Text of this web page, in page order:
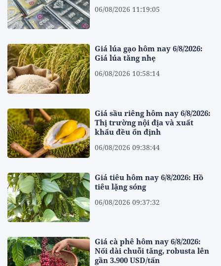
06/08/2026 11:19:05
Giá lúa gạo hôm nay 6/8/2026:
Giá lúa tăng nhẹ
06/08/2026 10:58:14
Giá sầu riêng hôm nay 6/8/2026:
Thị trường nội địa và xuất
khẩu đều ổn định
06/08/2026 09:38:44
Giá tiêu hôm nay 6/8/2026: Hồ
tiêu lặng sóng
06/08/2026 09:37:32
Giá cà phê hôm nay 6/8/2026:
Nối dài chuỗi tăng, robusta lên
gần 3.900 USD/tấn